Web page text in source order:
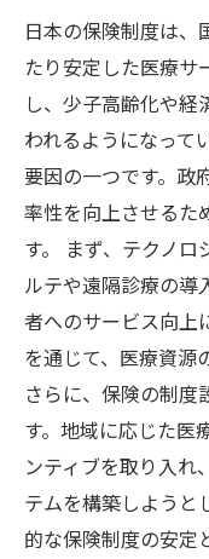
日本の保険制度は、
たり安定した医療サ
し、少子高齢化や経
われるようになって
要因の一つです。政
率性を向上させるた
す。 まず、テクノ
ルテや遠隔診療の導
者へのサービス向上
を通じて、医療資源
さらに、保険の制度
す。地域に応じた医
ンティブを取り入れ
テムを構築しようと
的な保険制度の安定